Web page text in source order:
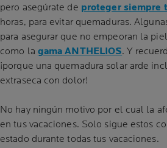
pero asegúrate de proteger siempre
horas, para evitar quemaduras.
para asegurar que no empeoran la
como la gama ANTHELIOS. Y
¡porque una quemadura solar arde
extraseca con dolor!
No hay ningún motivo por el cual la
en tus vacaciones. Solo sigue estos
estado durante todas tus vacaciones.